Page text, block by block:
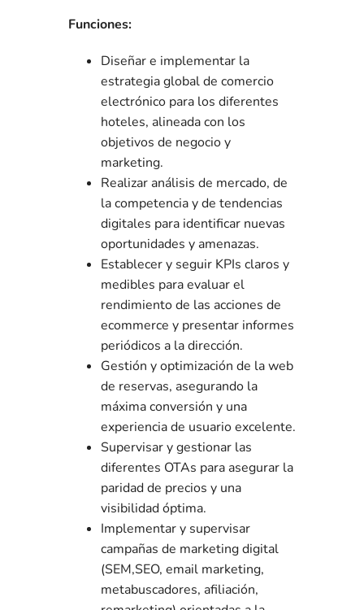
Funciones:
Diseñar e implementar la
estrategia global de comercio
electrónico para los diferentes
hoteles, alineada con los
objetivos de negocio y
marketing.
Realizar análisis de mercado, de
la competencia y de tendencias
digitales para identificar nuevas
oportunidades y amenazas.
Establecer y seguir KPIs claros y
medibles para evaluar el
rendimiento de las acciones de
ecommerce y presentar informes
periódicos a la dirección.
Gestión y optimización de la web
de reservas, asegurando la
máxima conversión y una
experiencia de usuario excelente.
Supervisar y gestionar las
diferentes OTAs para asegurar la
paridad de precios y una
visibilidad óptima.
Implementar y supervisar
campañas de marketing digital
(SEM,SEO, email marketing,
metabuscadores, afiliación,